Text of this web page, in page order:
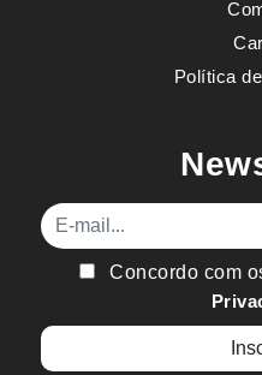
Política
E-mail
Concordo com